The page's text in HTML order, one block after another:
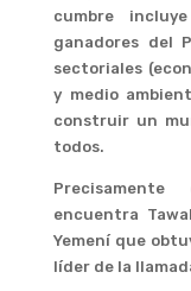
cumbre
ganadores del
sectoriales
y medio
construir un
todos.
Precisamente
encuentra
Yemení que
líder de la